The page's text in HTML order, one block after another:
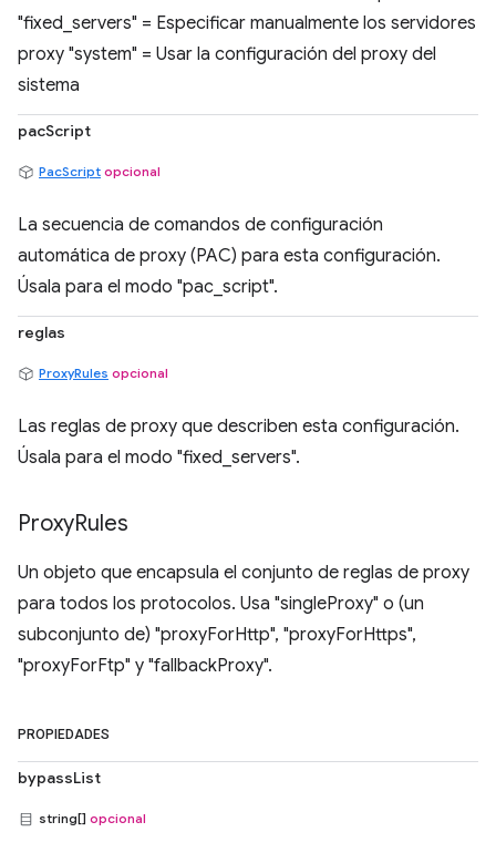
"fixed_servers" = Especificar manualmente los servidores
proxy "system" = Usar la configuración del proxy del
sistema
pacScript
PacScript opcional
La secuencia de comandos de configuración
automática de proxy (PAC) para esta configuración.
Úsala para el modo "pac_script".
reglas
ProxyRules opcional
Las reglas de proxy que describen esta configuración.
Úsala para el modo "fixed_servers".
ProxyRules
Un objeto que encapsula el conjunto de reglas de proxy
para todos los protocolos. Usa "singleProxy" o (un
subconjunto de) "proxyForHttp", "proxyForHttps",
"proxyForFtp" y "fallbackProxy".
PROPIEDADES
bypassList
string[] opcional